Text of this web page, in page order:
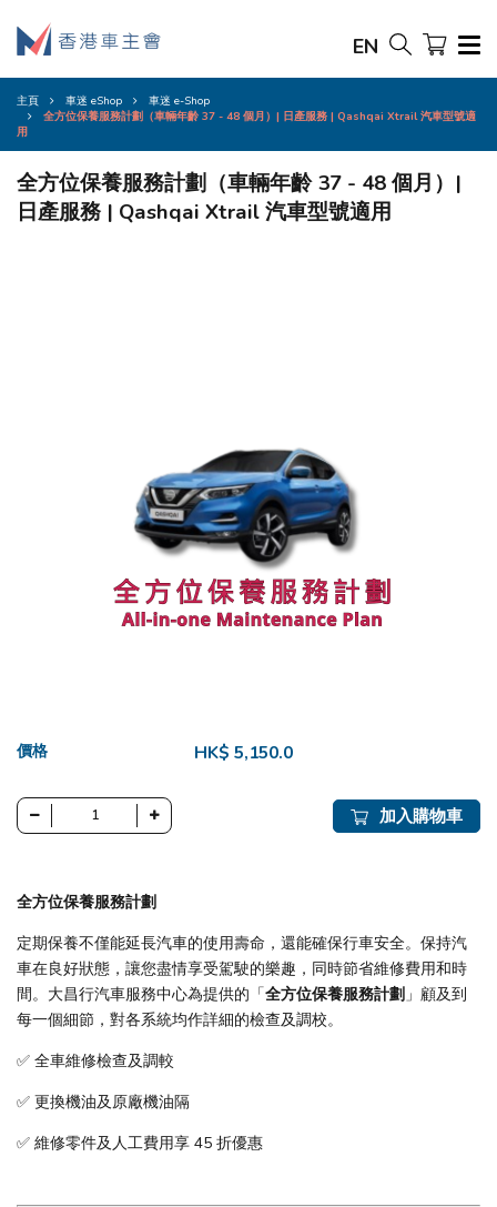
EN
主頁 車迷 eShop
車迷 e-Shop
全方位保養服務計劃（車輛年齡 37 - 48 個月）| 日產服務 | Qashqai Xtrail 汽車型號適
用
全方位保養服務計劃（車輛年齡 37 - 48 個月）|
日產服務 | Qashqai Xtrail 汽車型號適用
價格 HK$ 5,150.0
加入購物車
全方位保養服務計劃
定期保養不僅能延長汽車的使用壽命，還能確保行車安全。保持汽
車在良好狀態，讓您盡情享受駕駛的樂趣，同時節省維修費用和時
間。大昌行汽車服務中心為提供的「全方位保養服務計劃」顧及到
每一個細節，對各系統均作詳細的檢查及調校。
✅ 全車維修檢查及調較
✅ 更換機油及原廠機油隔
✅ 維修零件及人工費用享 45 折優惠